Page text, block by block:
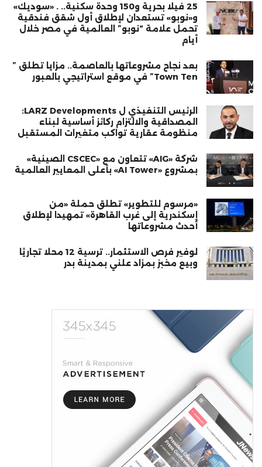
25 فيلا بحرية و150 وحدة سكنية.. . «سوديك»
و«نوبو» تستعدان لإطلاق أول شقق فندقية
تحمل علامة “نوبو” العالمية في مصر خلال
أيام
بعد نجاح مشروعاتها بالعاصمة.. مزايا تطلق ”
Town Ten” في موقع استراتيجي بالعبور
الرئيس التنفيذي ل LARZ Developments:
المصداقية والالتزام ركائز أساسية لبناء
منظومة عقارية تواكب متغيرات المستقبل
شركة «AIG» تتعاون مع «CSCEC الصينية»
بمشروع «AI Tower» بأعلى المعايير العالمية
«مرسوم للتطوير» تطلق حملة «من
إسكندرية إلى غرب القاهرة» تمهيدا لإطلاق
أحدث مشروعاتها
لوفير فرص الاستثمار.. ترسية 12 محلًا تجاريًا
وبيع مخبز بمزاد علني بمدينة بدر